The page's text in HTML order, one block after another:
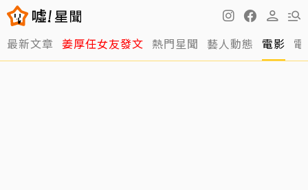
最新文章 姜厚任女友發文 熱門星聞 藝人動態 電影